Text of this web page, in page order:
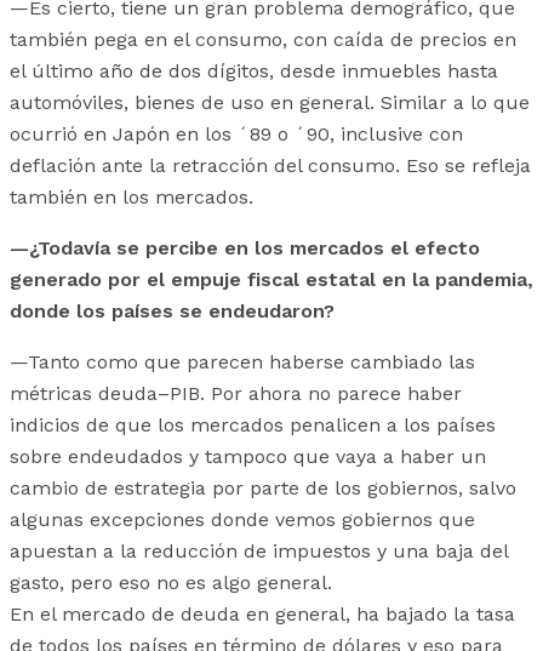
—Es cierto, tiene un gran problema demográfico, que
también pega en el consumo, con caída de precios en
el último año de dos dígitos, desde inmuebles hasta
automóviles, bienes de uso en general. Similar a lo que
ocurrió en Japón en los ´89 o ´90, inclusive con
deflación ante la retracción del consumo. Eso se refleja
también en los mercados.
—¿Todavía se percibe en los mercados el efecto
generado por el empuje fiscal estatal en la pandemia,
donde los países se endeudaron?
—Tanto como que parecen haberse cambiado las
métricas deuda–PIB. Por ahora no parece haber
indicios de que los mercados penalicen a los países
sobre endeudados y tampoco que vaya a haber un
cambio de estrategia por parte de los gobiernos, salvo
algunas excepciones donde vemos gobiernos que
apuestan a la reducción de impuestos y una baja del
gasto, pero eso no es algo general.
En el mercado de deuda en general, ha bajado la tasa
de todos los países en término de dólares y eso para